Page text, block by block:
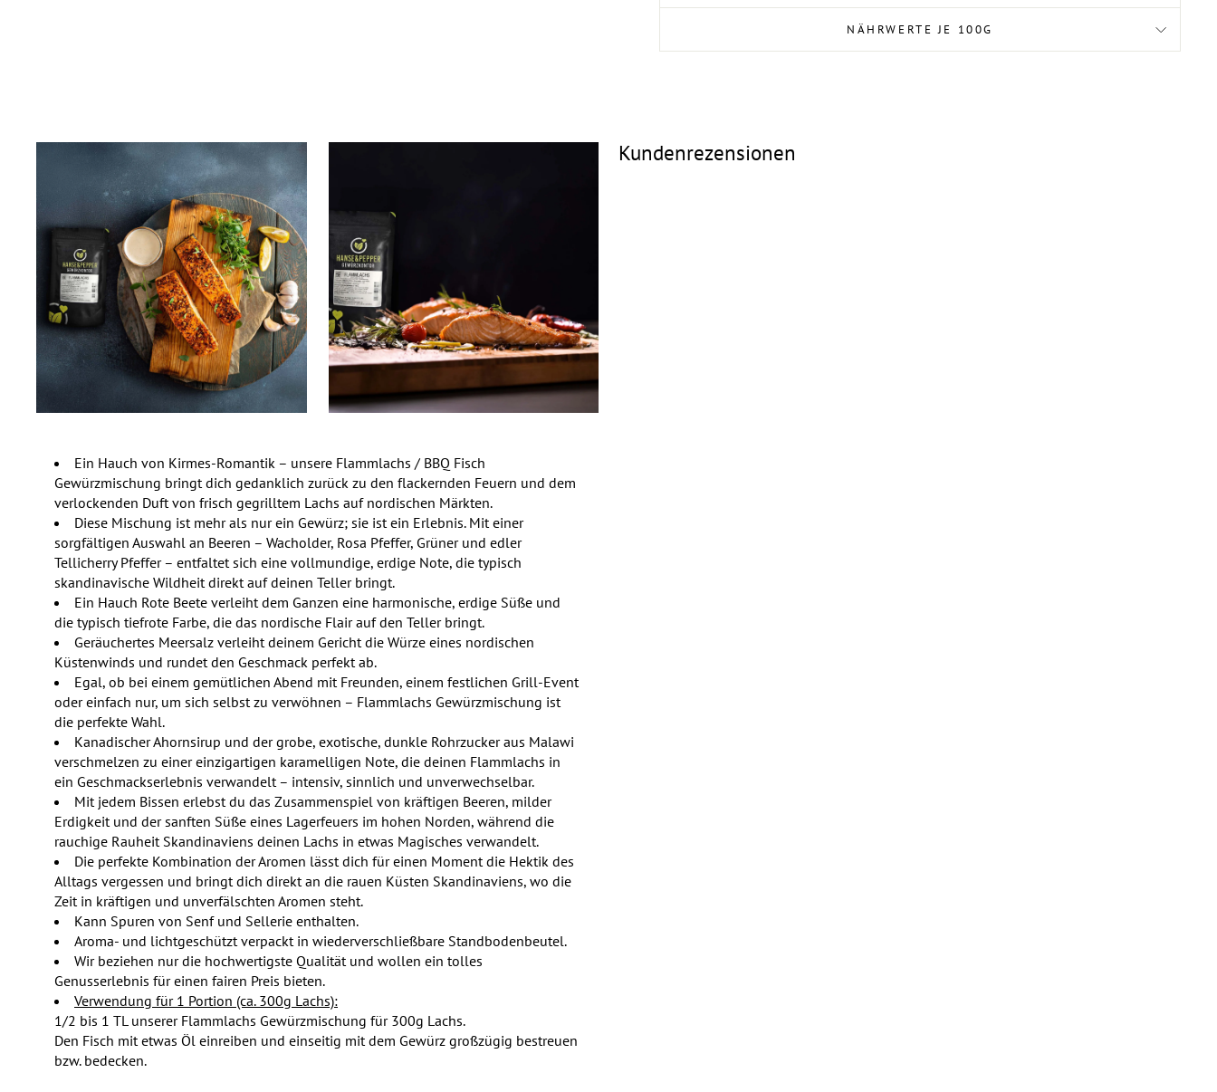
NÄHRWERTE JE 100G
Ein Hauch von Kirmes-Romantik – unsere Flammlachs / BBQ Fisch
Gewürzmischung bringt dich gedanklich zurück zu den flackernden Feuern und dem
verlockenden Duft von frisch gegrilltem Lachs auf nordischen Märkten.
Diese Mischung ist mehr als nur ein Gewürz; sie ist ein Erlebnis. Mit einer
sorgfältigen Auswahl an Beeren – Wacholder, Rosa Pfeffer, Grüner und edler
Tellicherry Pfeffer – entfaltet sich eine vollmundige, erdige Note, die typisch
skandinavische Wildheit direkt auf deinen Teller bringt.
Ein Hauch Rote Beete verleiht dem Ganzen eine harmonische, erdige Süße und
die typisch tiefrote Farbe, die das nordische Flair auf den Teller bringt.
Geräuchertes Meersalz verleiht deinem Gericht die Würze eines nordischen
Küstenwinds und rundet den Geschmack perfekt ab.
Egal, ob bei einem gemütlichen Abend mit Freunden, einem festlichen Grill-Event
oder einfach nur, um sich selbst zu verwöhnen – Flammlachs Gewürzmischung ist
die perfekte Wahl.
Kanadischer Ahornsirup und der grobe, exotische, dunkle Rohrzucker aus Malawi
verschmelzen zu einer einzigartigen karamelligen Note, die deinen Flammlachs in
ein Geschmackserlebnis verwandelt – intensiv, sinnlich und unverwechselbar.
Mit jedem Bissen erlebst du das Zusammenspiel von kräftigen Beeren, milder
Erdigkeit und der sanften Süße eines Lagerfeuers im hohen Norden, während die
rauchige Rauheit Skandinaviens deinen Lachs in etwas Magisches verwandelt.
Die perfekte Kombination der Aromen lässt dich für einen Moment die Hektik des
Alltags vergessen und bringt dich direkt an die rauen Küsten Skandinaviens, wo die
Zeit in kräftigen und unverfälschten Aromen steht.
Kann Spuren von Senf und Sellerie enthalten.
Aroma- und lichtgeschützt verpackt in wiederverschließbare Standbodenbeutel.
Wir beziehen nur die hochwertigste Qualität und wollen ein tolles
Genusserlebnis für einen fairen Preis bieten.
Verwendung für 1 Portion (ca. 300g Lachs):
1/2 bis 1 TL unserer Flammlachs Gewürzmischung für 300g Lachs.
Den Fisch mit etwas Öl einreiben und einseitig mit dem Gewürz großzügig bestreuen
bzw. bedecken.
Kundenrezensionen